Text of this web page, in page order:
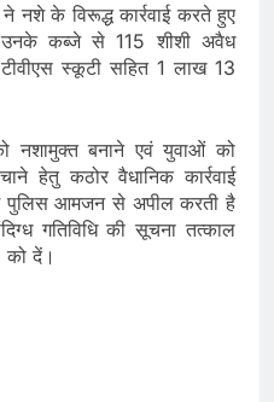
नशे के विरूद्ध कार्रवाई करते हुए
उनके कब्जे से 115 शीशी अवैध
स्कूटी सहित 1 लाख 13
नशामुक्त बनाने एवं युवाओं को
हेतु कठोर वैधानिक कार्रवाई
पुलिस आमजन से अपील करती है
गतिविधि की सूचना तत्काल
को दें।